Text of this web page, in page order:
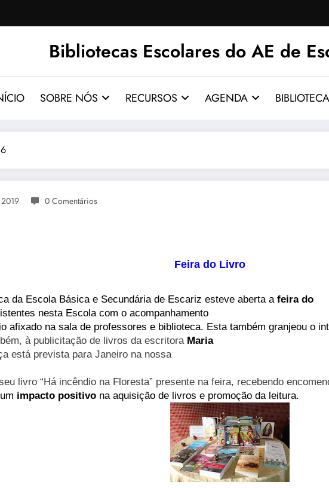
Bibliotecas Escolares do AE de
SOBRE NÓS RECURSOS AGENDA
0 Comentários
Feira do Livro
da Escola Básica e Secundária de Escariz esteve aberta a feira do
nesta Escola com o acompanhamento
afixado na sala de professores e biblioteca. Esta também granjeou o
à publicitação de livros da escritora Maria
está prevista para Janeiro na nossa
livro “Há incêndio na Floresta” presente na feira, recebendo
impacto positivo na aquisição de livros e promoção da leitura.